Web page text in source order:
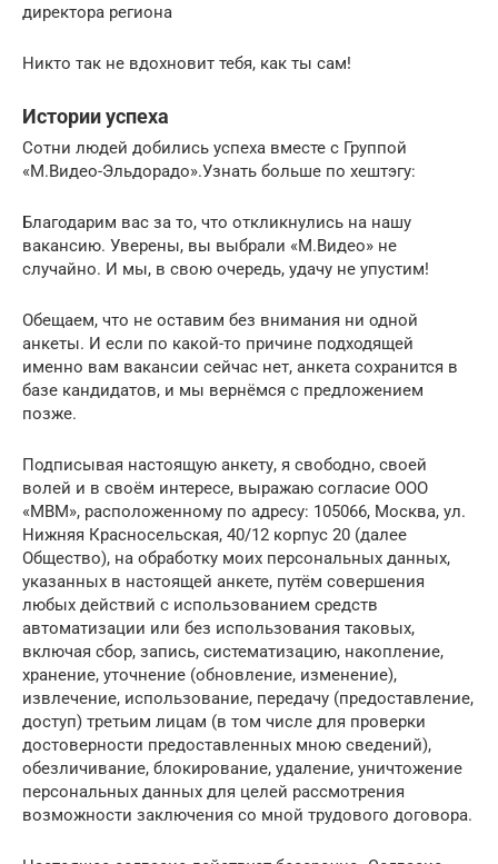
директора региона
Никто так не вдохновит тебя, как ты сам!
Истории успеха
Сотни людей добились успеха вместе с Группой
«М.Видео-Эльдорадо».Узнать больше по хештэгу:
Благодарим вас за то, что откликнулись на нашу
вакансию. Уверены, вы выбрали «М.Видео» не
случайно. И мы, в свою очередь, удачу не упустим!
Обещаем, что не оставим без внимания ни одной
анкеты. И если по какой-то причине подходящей
именно вам вакансии сейчас нет, анкета сохранится в
базе кандидатов, и мы вернёмся с предложением
позже.
Подписывая настоящую анкету, я свободно, своей
волей и в своём интересе, выражаю согласие ООО
«МВМ», расположенному по адресу: 105066, Москва, ул.
Нижняя Красносельская, 40/12 корпус 20 (далее
Общество), на обработку моих персональных данных,
указанных в настоящей анкете, путём совершения
любых действий с использованием средств
автоматизации или без использования таковых,
включая сбор, запись, систематизацию, накопление,
хранение, уточнение (обновление, изменение),
извлечение, использование, передачу (предоставление,
доступ) третьим лицам (в том числе для проверки
достоверности предоставленных мною сведений),
обезличивание, блокирование, удаление, уничтожение
персональных данных для целей рассмотрения
возможности заключения со мной трудового договора.